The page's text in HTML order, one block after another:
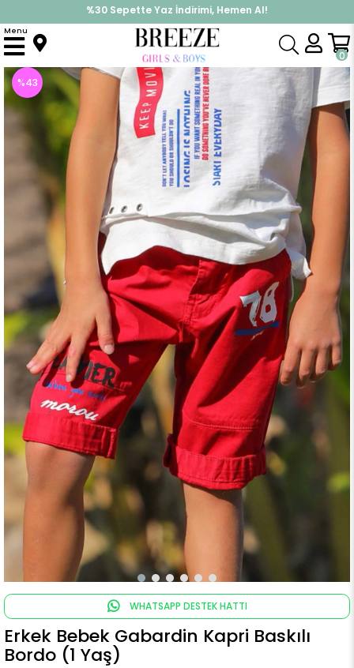
%30 Sepette Yaz İndirimi, Hemen Al!
İndirimlere ek %10 İndirimi Kap, Hemen Üye Ol!
0
Menu
Anasayfa Alt Giyim Kapri & Şort
%43
İndirim
WHATSAPP DESTEK HATTI
Erkek Bebek Gabardin Kapri Baskılı
Bordo (1 Yaş)